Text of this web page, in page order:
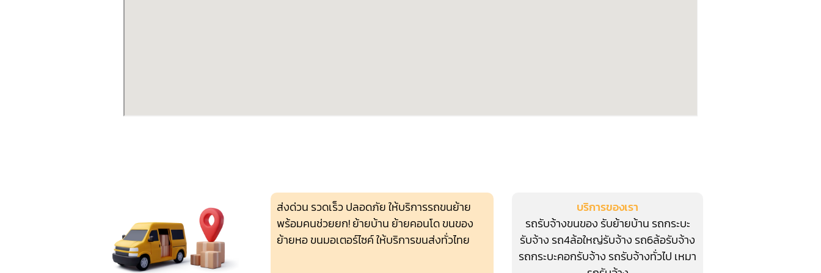
ส่งด่วน รวดเร็ว ปลอดภัย ให้บริการรถขนย้าย
พร้อมคนช่วยยก! ย้ายบ้าน ย้ายคอนโด ขนของ
ย้ายหอ ขนมอเตอร์ไซค์ ให้บริการขนส่งทั่วไทย
บริการของเรา
รถรับจ้างขนของ รับย้ายบ้าน รถกระบะ
รับจ้าง รถ4ล้อใหญ่รับจ้าง รถ6ล้อรับจ้าง
รถกระบะคอกรับจ้าง รถรับจ้างทั่วไป เหมา